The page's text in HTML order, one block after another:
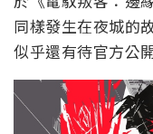
同樣發生在夜城的
似乎還有待官方公